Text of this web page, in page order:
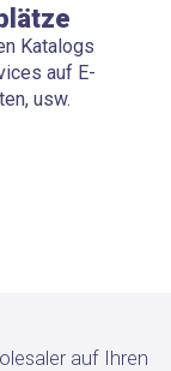
Katalogs
auf E-
usw.
auf Ihren